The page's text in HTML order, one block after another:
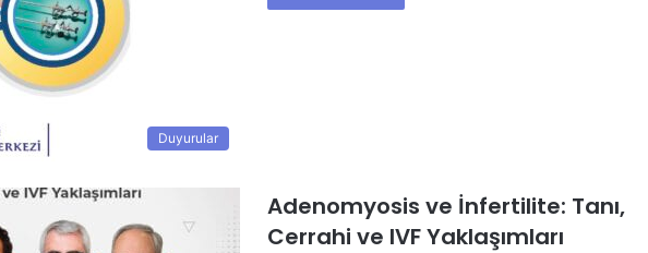
Duyurular
Adenomyosis ve İnfertilite: Tanı,
Cerrahi ve IVF Yaklaşımları